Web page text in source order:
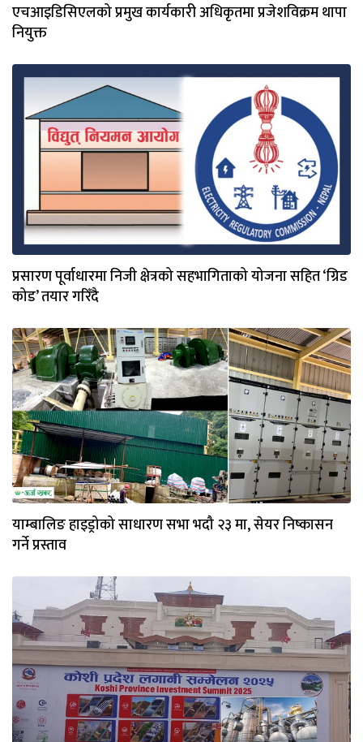
एचआइडिसिएलको प्रमुख कार्यकारी अधिकृतमा प्रजेशविक्रम थापा
नियुक्त
प्रसारण पूर्वाधारमा निजी क्षेत्रको सहभागिताको योजना सहित ‘ग्रिड
कोड’ तयार गरिँदै
याम्बालिङ हाइड्रोको साधारण सभा भदौ २३ मा, सेयर निष्कासन
गर्ने प्रस्ताव